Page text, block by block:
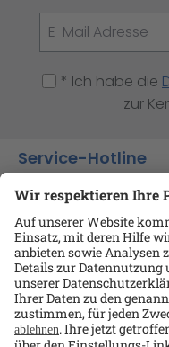
* Ich habe die
zur
Service-Hotline
Shop-Service
Informationen